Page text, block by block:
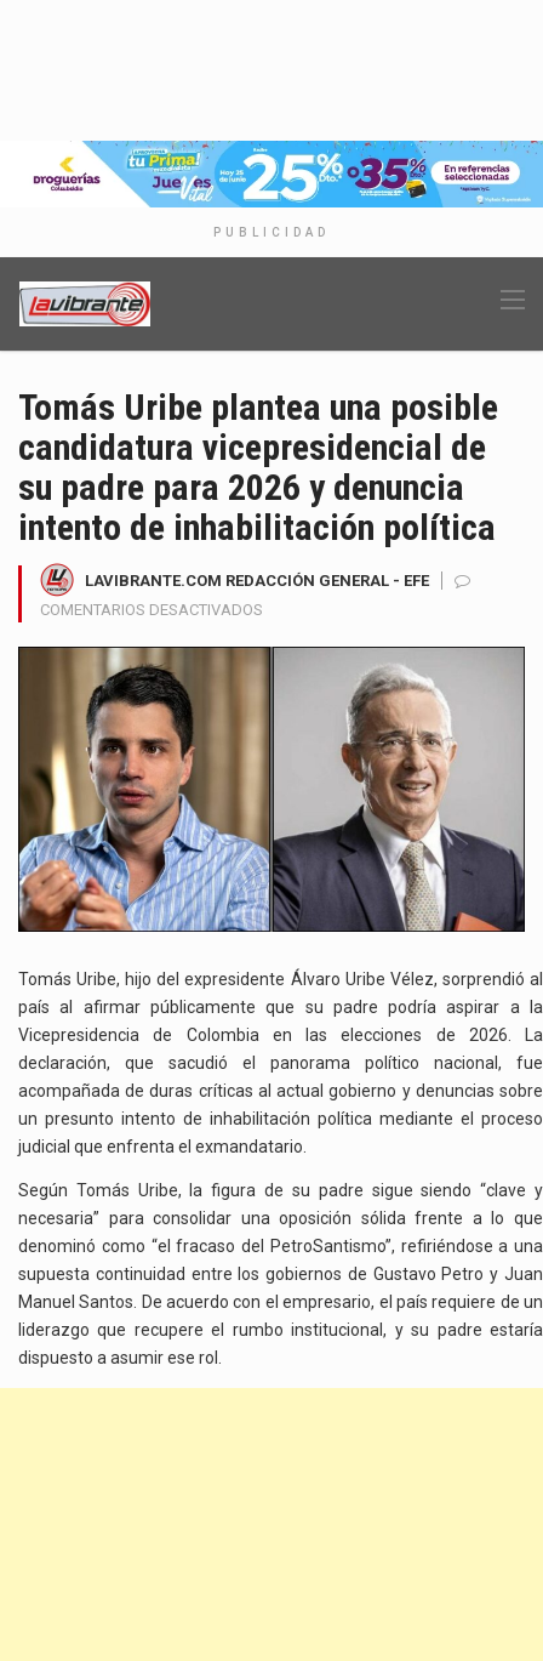
PUBLICIDAD
Tomás Uribe plantea una posible
candidatura vicepresidencial de
su padre para 2026 y denuncia
intento de inhabilitación política
LAVIBRANTE.COM REDACCIÓN GENERAL - EFE
COMENTARIOS DESACTIVADOS
CANDIDATURA
VICEPRESIDENCIAL
SU
PADRE
PARA
2026
DENUNCIA
INTENTO
DE
INHABILITACIÓN
POLÍTICA
Tomás Uribe, hijo del expresidente Álvaro Uribe Vélez, sorprendió al
país al afirmar públicamente que su padre podría aspirar a la
Vicepresidencia de Colombia en las elecciones de 2026. La
declaración, que sacudió el panorama político nacional, fue
acompañada de duras críticas al actual gobierno y denuncias sobre
un presunto intento de inhabilitación política mediante el proceso
judicial que enfrenta el exmandatario.
Según Tomás Uribe, la figura de su padre sigue siendo “clave y
necesaria” para consolidar una oposición sólida frente a lo que
denominó como “el fracaso del PetroSantismo”, refiriéndose a una
supuesta continuidad entre los gobiernos de Gustavo Petro y Juan
Manuel Santos. De acuerdo con el empresario, el país requiere de un
liderazgo que recupere el rumbo institucional, y su padre estaría
dispuesto a asumir ese rol.